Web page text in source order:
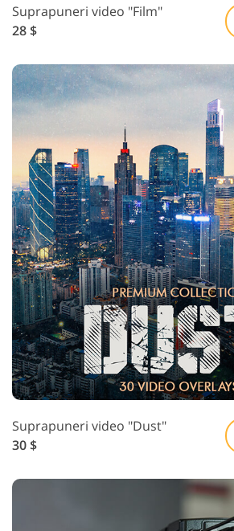
Suprapuneri video "Film"
28 $
Suprapuneri video "Dust"
30 $